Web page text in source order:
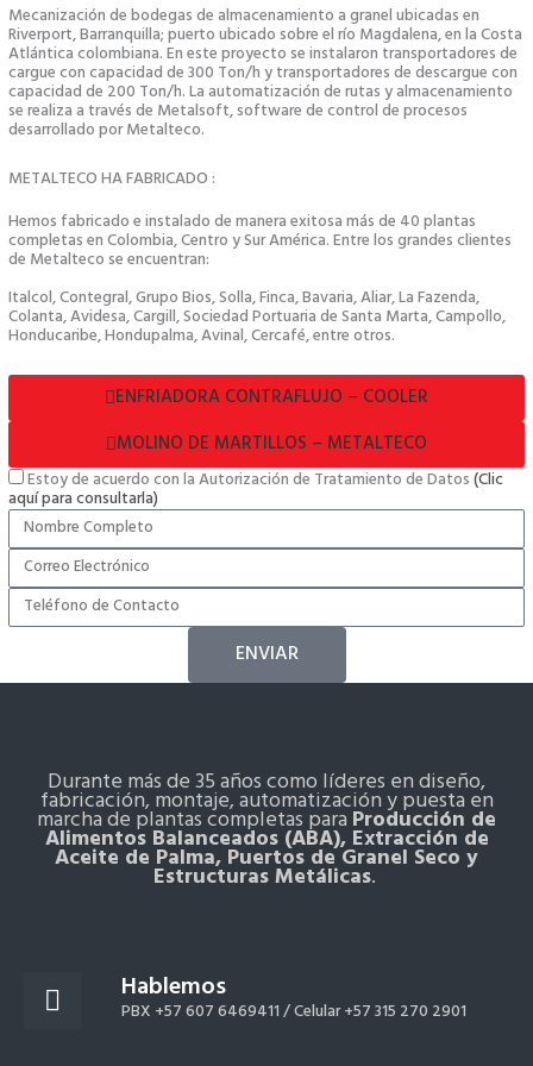
Mecanización de bodegas de almacenamiento a granel ubicadas en
Riverport, Barranquilla; puerto ubicado sobre el río Magdalena, en la Costa
Atlántica colombiana. En este proyecto se instalaron transportadores de
cargue con capacidad de 300 Ton/h y transportadores de descargue con
capacidad de 200 Ton/h. La automatización de rutas y almacenamiento
se realiza a través de Metalsoft, software de control de procesos
desarrollado por Metalteco.
METALTECO HA FABRICADO :
Hemos fabricado e instalado de manera exitosa más de 40 plantas
completas en Colombia, Centro y Sur América. Entre los grandes clientes
de Metalteco se encuentran:
Italcol, Contegral, Grupo Bios, Solla, Finca, Bavaria, Aliar, La Fazenda,
Colanta, Avidesa, Cargill, Sociedad Portuaria de Santa Marta, Campollo,
Honducaribe, Hondupalma, Avinal, Cercafé, entre otros.
ENFRIADORA CONTRAFLUJO – COOLER
MOLINO DE MARTILLOS – METALTECO
Estoy de acuerdo con la Autorización de Tratamiento de Datos(Clic
aquí para consultarla)
ENVIAR
Durante más de 35 años como líderes en diseño,
fabricación, montaje, automatización y puesta en
marcha de plantas completas para Producción de
Alimentos Balanceados (ABA), Extracción de
Aceite de Palma, Puertos de Granel Seco y
Estructuras Metálicas.
Hablemos
PBX +57 607 6469411 /Celular +57 315 270 2901